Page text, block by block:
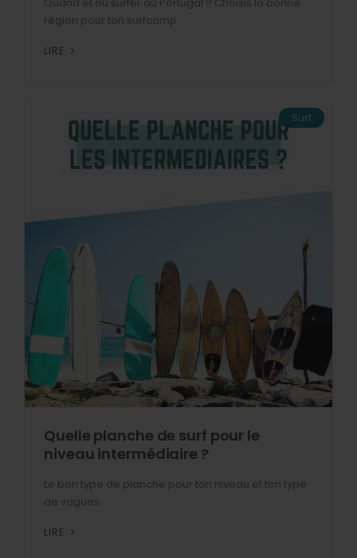
région pour ton surfcamp
LIRE
Surf
Quelle planche de surf pour le
niveau intermédiaire ?
Le bon type de planche pour ton niveau et ton type
de vagues
LIRE